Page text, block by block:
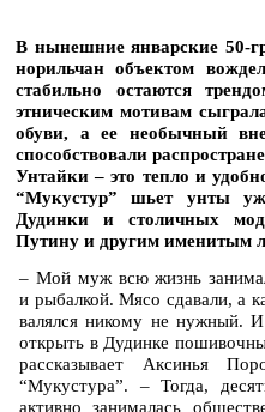
В нынешние январские 50-
норильчан объектом
стабильно остаются
этническим мотивам
обуви, а ее необычный
способствовали
Унтайки – это тепло и
“Мукустур” шьет унты
Дудинки и столичных
Путину и другим именитым
– Мой муж всю жизнь
и рыбалкой. Мясо сдавали, а
валялся никому не нужный.
открыть в Дудинке
рассказывает Аксинья
“Мукустура”. – Тогда,
активно занималась